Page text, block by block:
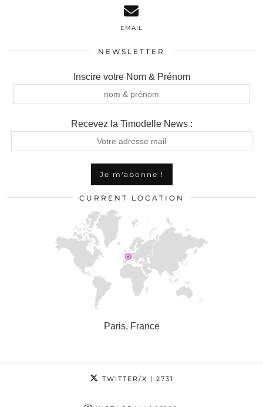
EMAIL
NEWSLETTER
Inscire votre Nom & Prénom
Recevez la Timodelle News :
CURRENT LOCATION
Paris, France
TWITTER/X | 2731